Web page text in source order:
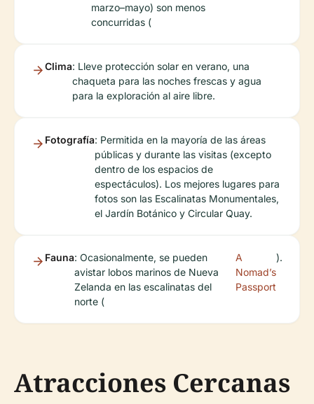
marzo–mayo) son menos
concurridas (
Clima: Lleve protección solar en verano, una
chaqueta para las noches frescas y agua
para la exploración al aire libre.
Fotografía: Permitida en la mayoría de las áreas
públicas y durante las visitas (excepto
dentro de los espacios de
espectáculos). Los mejores lugares para
fotos son las Escalinatas Monumentales,
el Jardín Botánico y Circular Quay.
Fauna: Ocasionalmente, se pueden
avistar lobos marinos de Nueva
Zelanda en las escalinatas del
norte (
A
Nomad’s
Passport
).
Atracciones Cercanas